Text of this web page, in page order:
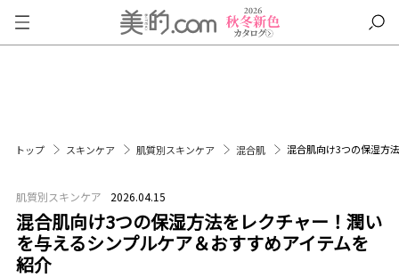
トップ スキンケア 肌質別スキンケア 混合肌 混合肌向け3つの保湿方
肌質別スキンケア 2026.04.15
混合肌向け3つの保湿方法をレクチャー！潤い
を与えるシンプルケア＆おすすめアイテムを
紹介